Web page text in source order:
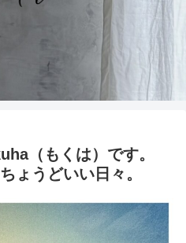
（もくは）です。
ょうどいい日々。